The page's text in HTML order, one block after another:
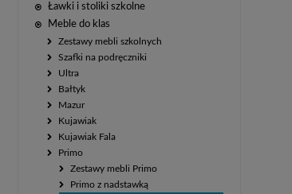
Ławki i stoliki szkolne
Meble do klas
Zestawy mebli szkolnych
Szafki na podręczniki
Ultra
Bałtyk
Mazur
Kujawiak
Kujawiak Fala
Primo
Zestawy mebli Primo
Primo z nadstawką